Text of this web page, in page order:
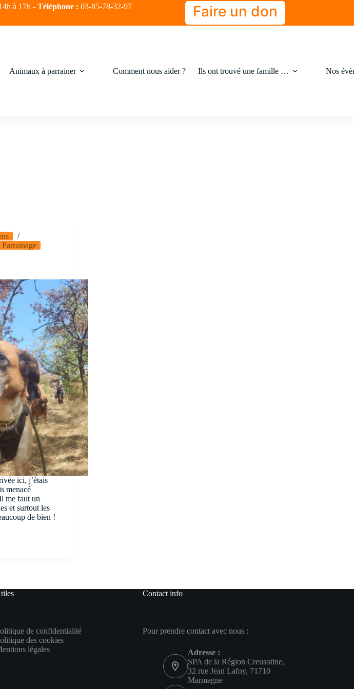
à 17h -Téléphone : 03-85-78-32-97 Faire un don
Animaux à parrainer Comment nous aider ? Ils ont trouvé une famille … Nos
Parrainage
ici, j’étais
menacé
me faut un
et surtout les
de bien !
de confidentialité
des cookies
légales
Contact info
Pour prendre contact avec nous :
Adresse :
SPA de la Région Creusotine,
32 rue Jean Lafoy, 71710
Marmagne